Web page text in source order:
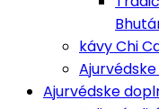
kávy Chi
Ajurvédske